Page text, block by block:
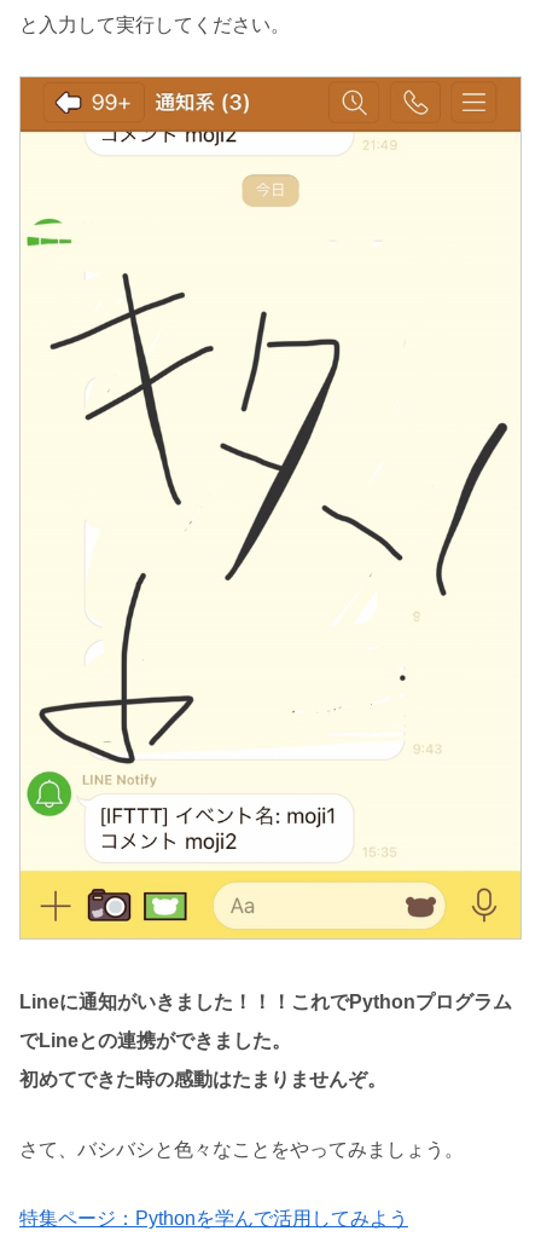
と入力して実行してください。
Lineに通知がいきました！！！これでPythonプログラム
でLineとの連携ができました。
初めてできた時の感動はたまりませんぞ。
さて、バシバシと色々なことをやってみましょう。
特集ページ：Pythonを学んで活用してみよう